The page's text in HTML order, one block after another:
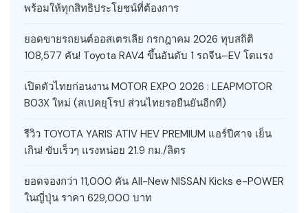
พร้อมให้ทุกสิทธิประโยชน์ที่ต้องการ
ยอดขายรถยนต์ออสเตรเลีย กรกฎาคม 2026 ทุบสถิติ
108,577 คัน! Toyota RAV4 ขึ้นอันดับ 1 รถจีน–EV โตแรง
เปิดตัวไทยก่อนงาน MOTOR EXPO 2026 : LEAPMOTOR
B03X ใหม่ (สเปคยุโรป ส่วนไทยรอยืนยันอีกที)
รีวิว TOYOTA YARIS ATIV HEV PREMIUM แอร์ปีศาจ เย็น
เกิน! ขับเร็วๆ แรงหน่อย 21.9 กม./ลิตร
ยอดจองกว่า 11,000 คัน All-New NISSAN Kicks e-POWER
ในญี่ปุ่น ราคา 629,000 บาท